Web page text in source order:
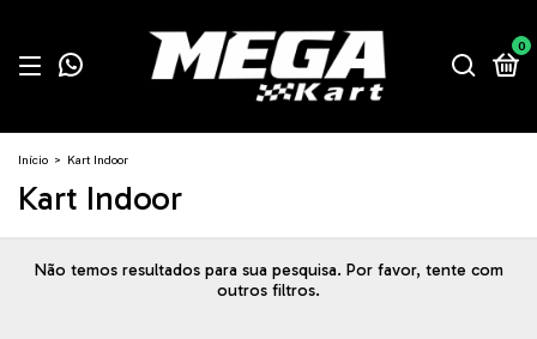
0
Início > Kart Indoor
Kart Indoor
Não temos resultados para sua pesquisa. Por favor, tente com
outros filtros.